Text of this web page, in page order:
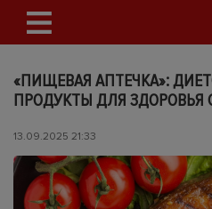
«ПИЩЕВАЯ АПТЕЧКА»:
ПРОДУКТЫ ДЛЯ ЗДОРОВЬЯ
13.09.2025 21:33